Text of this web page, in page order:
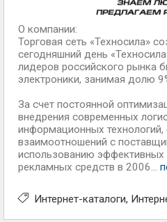
О компании:
Торговая сеть «Техносила»
сегодняшний день
лидеров российского рынка
электроники, занимая долю
За счет постоянной
внедрения современных
информационных технологий,
взаимоотношений с
использованию эффективных
рекламных средств в 2006...
Интернет-каталоги